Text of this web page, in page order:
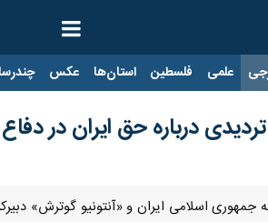
علمی فلسطین استان‌ها عکس چندرسانه‌ای
درباره حق ایران در